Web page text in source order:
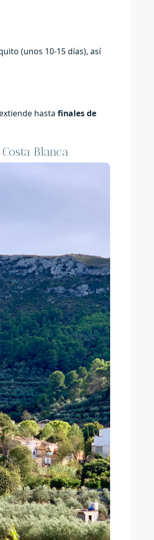
(unos 10-15 días), así
hasta finales de
Blanca